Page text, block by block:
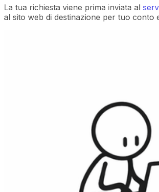
La tua richiesta viene prima inviata al
al sito web di destinazione per tuo conto